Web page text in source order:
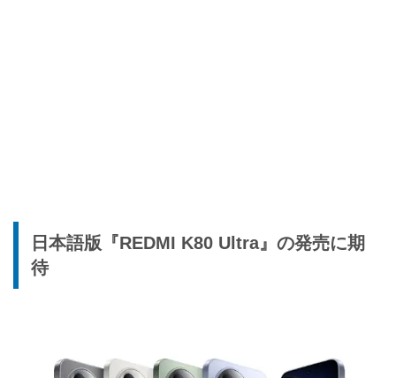
日本語版『REDMI K80 Ultra』の発売に期
待